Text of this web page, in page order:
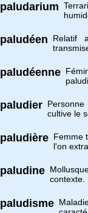
paludarium
paludéen
Relatif
paludéenne
paludier
cultive le
paludière Femme
l'on
paludine
contexte.
paludisme